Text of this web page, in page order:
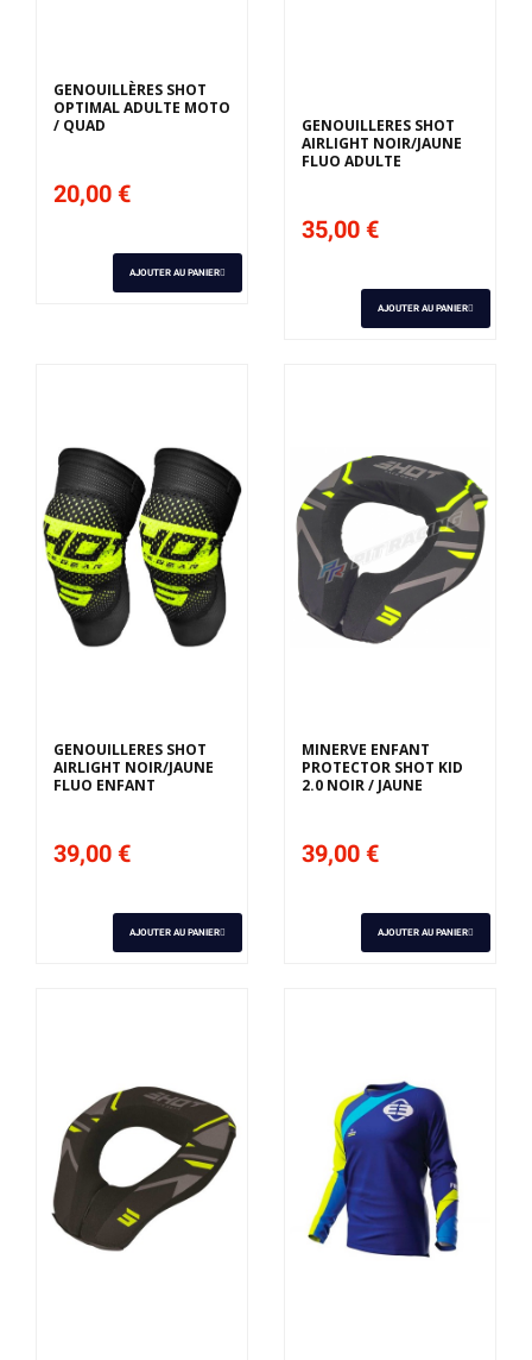
GENOUILLÈRES SHOT
OPTIMAL ADULTE MOTO
/ QUAD
20,00 €
AJOUTER AU PANIER
GENOUILLERES SHOT
AIRLIGHT NOIR/JAUNE
FLUO ADULTE
35,00 €
AJOUTER AU PANIER
GENOUILLERES SHOT
AIRLIGHT NOIR/JAUNE
FLUO ENFANT
39,00 €
AJOUTER AU PANIER
MINERVE ENFANT
PROTECTOR SHOT KID
2.0 NOIR / JAUNE
39,00 €
AJOUTER AU PANIER